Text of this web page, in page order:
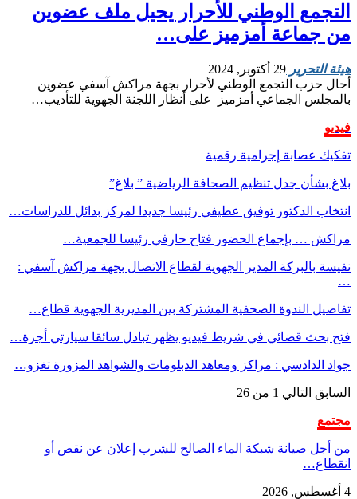
التجمع الوطني للأحرار يحيل ملف عضوين
من جماعة أمزميز على…
هيئة التحرير 29 أكتوبر, 2024
أحال حزب التجمع الوطني لأحرار بجهة مراكش آسفي عضوين
بالمجلس الجماعي أمزميز على أنظار اللجنة الجهوية للتأديب…
فيديو
تفكيك عصابة إجرامية رقمية
بلاغ بشأن جدل تنظيم الصحافة الرياضية ” بلاغ”
انتخاب الدكتور توفيق عطيفي رئيسا جديدا لمركز بدائل للدراسات…
مراكش … بإجماع الحضور فتاح حارفي رئيسا للجمعية…
نفيسة بالبركة المدير الجهوية لقطاع الاتصال بجهة مراكش آسفي :
…
تفاصيل الندوة الصحفية المشتركة بين المديرية الجهوية قطاع…
فتح بحث قضائي في شريط فيديو يظهر تبادل سائقا سيارتي أجرة…
جواد الدادسي : مراكز ومعاهد الدبلومات والشواهد المزورة تغزو…
السابق التالي 1 من 26
مجتمع
من أجل صيانة شبكة الماء الصالح للشرب إعلان عن نقص أو
انقطاع…
4 أغسطس, 2026